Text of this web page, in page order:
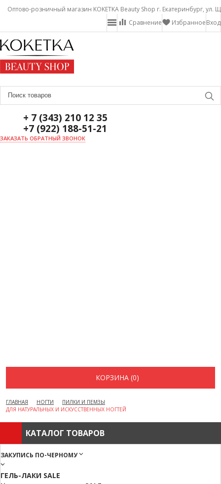
Оптово-розничный магазин KOKETKA Beauty Shop г. Екатеринбург, ул.
Вход
Избранное
Сравнение
+ 7 (343) 210 12 35
+7 (922) 188-51-21
ЗАКАЗАТЬ ОБРАТНЫЙ ЗВОНОК
КОРЗИНА (0)
ГЛАВНАЯ НОГТИ
ПИЛКИ И ПЕМЗЫ
ДЛЯ НАТУРАЛЬНЫХ И ИСКУССТВЕННЫХ НОГТЕЙ
КАТАЛОГ ТОВАРОВ
ЗАКУПИСЬ ПО-ЧЕРНОМУ
ГЕЛЬ-ЛАКИ SALE